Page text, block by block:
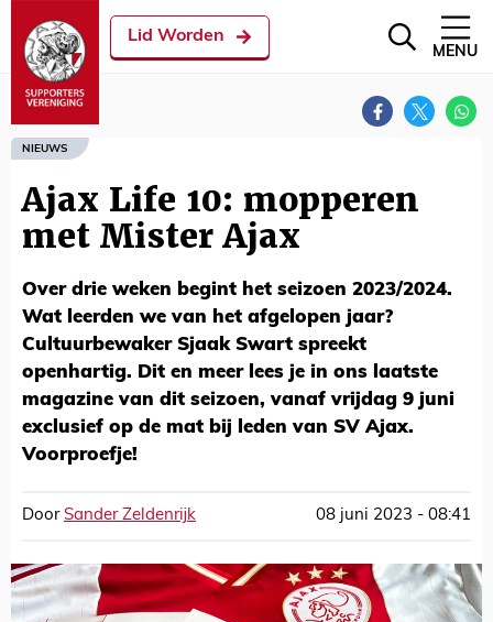
Lid Worden
MENU
NIEUWS
Ajax Life 10: mopperen
met Mister Ajax
Over drie weken begint het seizoen 2023/2024.
Wat leerden we van het afgelopen jaar?
Cultuurbewaker Sjaak Swart spreekt
openhartig. Dit en meer lees je in ons laatste
magazine van dit seizoen, vanaf vrijdag 9 juni
exclusief op de mat bij leden van SV Ajax.
Voorproefje!
Door Sander Zeldenrijk 08 juni 2023 - 08:41